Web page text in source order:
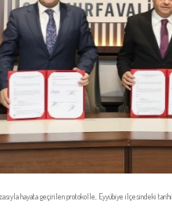
hayata geçirilen protokolle, Eyyübiye ilçesindeki